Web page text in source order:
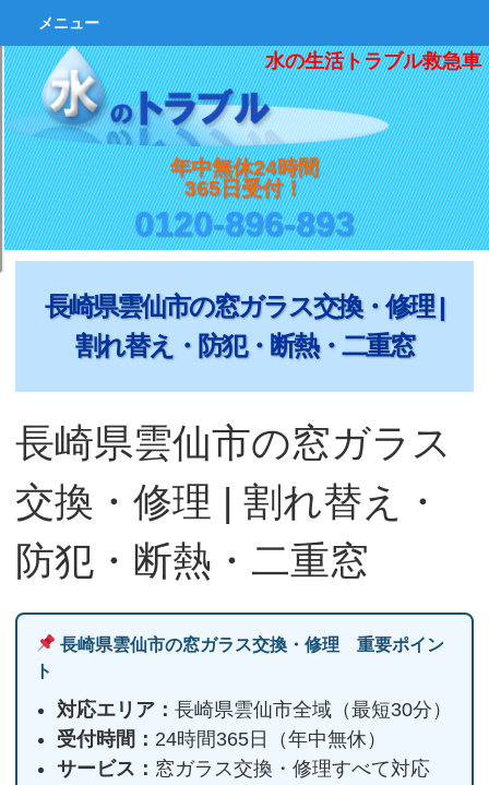
水の生活トラブル救急車
年中無休24時間
365日受付！
0120-896-893
メニュー
長崎県雲仙市の窓ガラス交換・修理 |
割れ替え・防犯・断熱・二重窓
長崎県雲仙市の窓ガラス
交換・修理 | 割れ替え・
防犯・断熱・二重窓
長崎県雲仙市の窓ガラス交換・修理 重要ポイン
ト
対応エリア：長崎県雲仙市全域（最短30分）
受付時間： 24時間365日（年中無休）
サービス： 窓ガラス交換・修理すべて対応